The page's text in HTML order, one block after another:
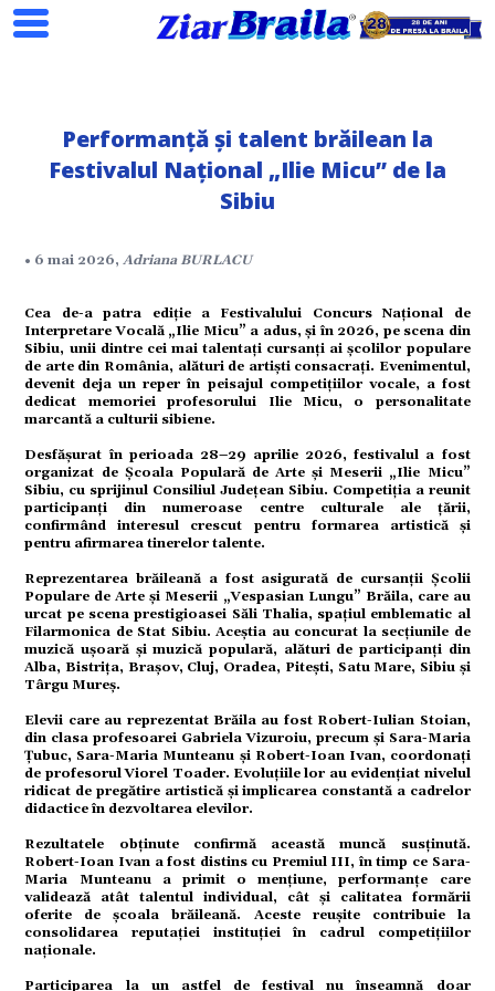
Performanță și talent brăilean la
Festivalul Național „Ilie Micu” de la
Sibiu
• 6 mai 2026,Adriana BURLACU
Cea de-a patra ediție a Festivalului Concurs Național de
Interpretare Vocală „Ilie Micu” a adus, și în 2026, pe scena din
Sibiu, unii dintre cei mai talentați cursanți ai școlilor populare
de arte din România, alături de artiști consacrați. Evenimentul,
devenit deja un reper în peisajul competițiilor vocale, a fost
dedicat memoriei profesorului Ilie Micu, o personalitate
marcantă a culturii sibiene.
Desfășurat în perioada 28–29 aprilie 2026, festivalul a fost
organizat de Școala Populară de Arte și Meserii „Ilie Micu”
Sibiu, cu sprijinul Consiliul Județean Sibiu. Competiția a reunit
participanți din numeroase centre culturale ale țării,
confirmând interesul crescut pentru formarea artistică și
pentru afirmarea tinerelor talente.
Reprezentarea brăileană a fost asigurată de cursanții Școlii
Populare de Arte și Meserii „Vespasian Lungu” Brăila, care au
urcat pe scena prestigioasei Săli Thalia, spațiul emblematic al
Filarmonica de Stat Sibiu. Aceștia au concurat la secțiunile de
muzică ușoară și muzică populară, alături de participanți din
Alba, Bistrița, Brașov, Cluj, Oradea, Pitești, Satu Mare, Sibiu și
Târgu Mureș.
Elevii care au reprezentat Brăila au fost Robert-Iulian Stoian,
din clasa profesoarei Gabriela Vizuroiu, precum și Sara-Maria
Țubuc, Sara-Maria Munteanu și Robert-Ioan Ivan, coordonați
de profesorul Viorel Toader. Evoluțiile lor au evidențiat nivelul
ridicat de pregătire artistică și implicarea constantă a cadrelor
didactice în dezvoltarea elevilor.
Rezultatele obținute confirmă această muncă susținută.
Robert-Ioan Ivan a fost distins cu Premiul III, în timp ce Sara-
Maria Munteanu a primit o mențiune, performanțe care
validează atât talentul individual, cât și calitatea formării
oferite de școala brăileană. Aceste reușite contribuie la
consolidarea reputației instituției în cadrul competițiilor
naționale.
Participarea la un astfel de festival nu înseamnă doar